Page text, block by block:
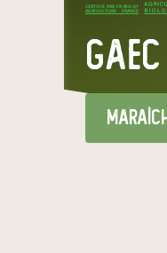
CERTIFIÉ PAR FR-BIO-01
AGRICULTURE FRANCE